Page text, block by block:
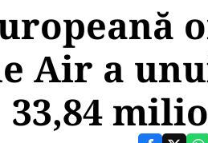
Air a
33,84